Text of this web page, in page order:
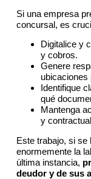
Si una empresa
concursal, es
Digitalice y
y cobros.
Genere
ubicaciones
Identifique
qué
Mantenga
y
Este trabajo, si se
enormemente la
última instancia,
deudor y de sus